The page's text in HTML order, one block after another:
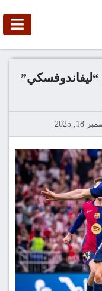
18, 2025